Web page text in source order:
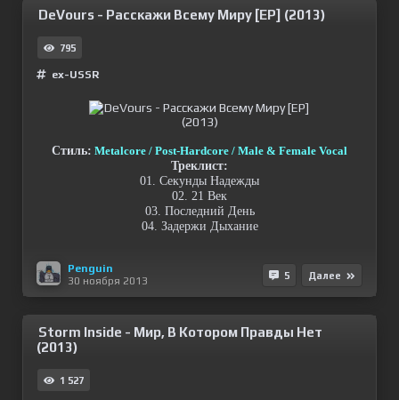
DeVours - Раcскажи Всему Миру [EP] (2013)
795
ex-USSR
Стиль: Metalcore / Post-Hardcore / Male & Female Vocal
Треклист:
01. Секунды Надежды
02. 21 Век
03. Последний День
04. Задержи Дыхание
Penguin
30 ноября 2013
5 Далее
Storm Inside - Мир, В Котором Правды Нет
(2013)
1 527